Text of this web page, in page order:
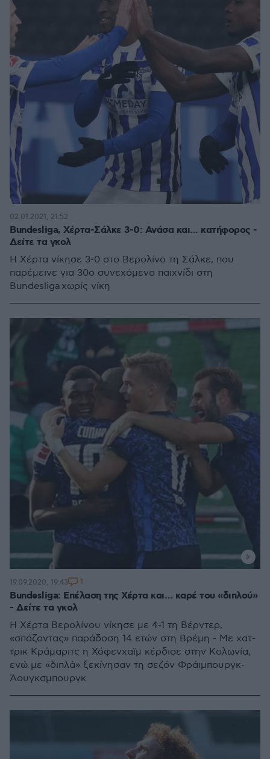
Bundesliga, Χέρτα-Σάλκε 3-0: Ανάσα και... κατήφορος -
Δείτε τα γκολ
Η Χέρτα νίκησε 3-0 στο Βερολίνο τη Σάλκε, που
παρέμεινε για 30ο συνεχόμενο παιχνίδι στη
Bundesliga χωρίς νίκη
02.01.2021, 21:52
Bundesliga: Επέλαση της Χέρτα και… καρέ του «διπλού»
- Δείτε τα γκολ
Η Χέρτα Βερολίνου νίκησε με 4-1 τη Βέρντερ,
«σπάζοντας» παράδοση 14 ετών στη Βρέμη - Με χατ-
τρικ Κράμαριτς η Χόφενχαϊμ κέρδισε στην Κολωνία,
ενώ με «διπλά» ξεκίνησαν τη σεζόν Φράιμπουργκ-
Άουγκσμπουργκ
19.09.2020, 19:43 1